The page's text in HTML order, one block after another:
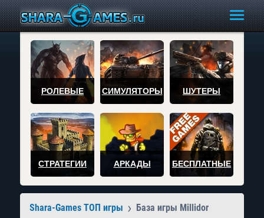
РОЛЕВЫЕ СИМУЛЯТОРЫ ШУТЕРЫ
СТРАТЕГИИ АРКАДЫ БЕСПЛАТНЫЕ
Shara-Games ТОП игры База игры Millidor